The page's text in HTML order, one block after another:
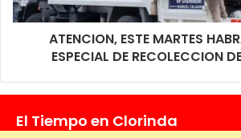
ATENCION, ESTE MARTES
ESPECIAL DE RECOLECCION
El Tiempo en Clorinda